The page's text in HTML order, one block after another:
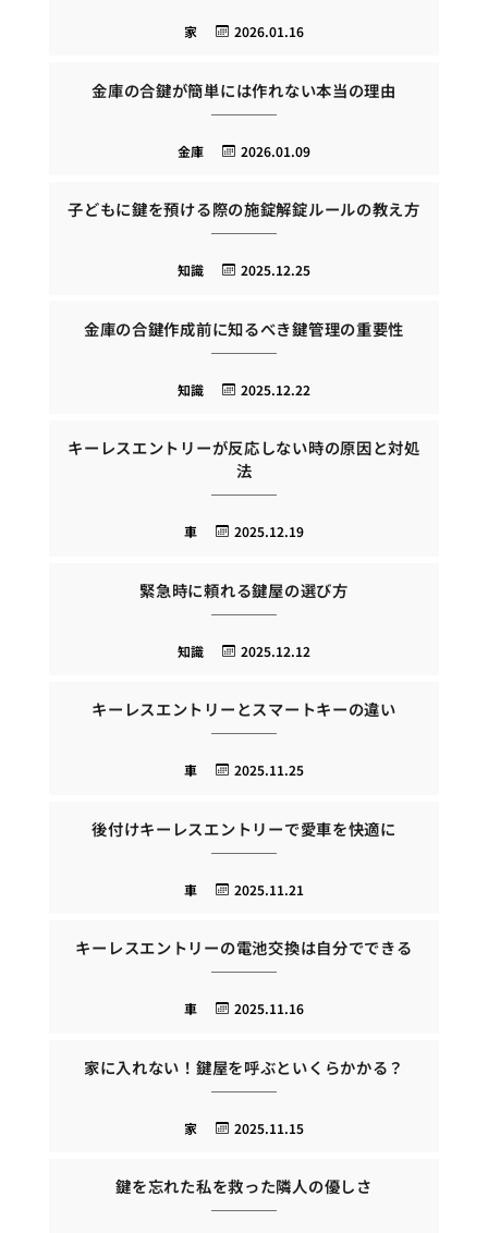
2026.01.16
家
金庫の合鍵が簡単には作れない本当の理由
2026.01.09
金庫
子どもに鍵を預ける際の施錠解錠ルールの教え方
2025.12.25
知識
金庫の合鍵作成前に知るべき鍵管理の重要性
2025.12.22
知識
キーレスエントリーが反応しない時の原因と対処
法
2025.12.19
車
緊急時に頼れる鍵屋の選び方
2025.12.12
知識
キーレスエントリーとスマートキーの違い
2025.11.25
車
後付けキーレスエントリーで愛車を快適に
2025.11.21
車
キーレスエントリーの電池交換は自分でできる
2025.11.16
車
家に入れない！鍵屋を呼ぶといくらかかる？
2025.11.15
家
鍵を忘れた私を救った隣人の優しさ